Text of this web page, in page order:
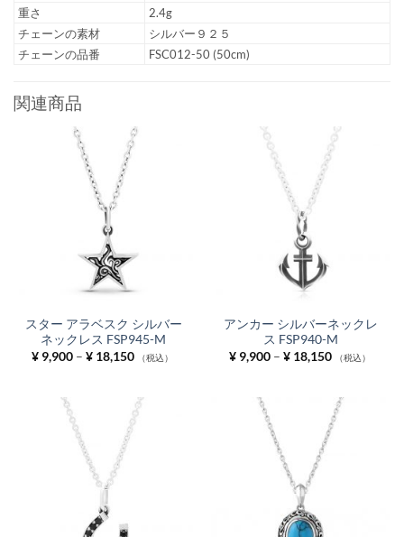
重さ
2.4g
チェーンの素材
シルバー９２５
チェーンの品番
FSC012-50 (50cm)
関連商品
スター アラベスク シルバー
ネックレス FSP945-M
¥9,900 – ¥18,150価
格
–
¥ 18,150
（税込）
アンカー シルバーネックレ
ス FSP940-M
¥9,900 – ¥18,150価
格
–
¥ 18,150
（税込）